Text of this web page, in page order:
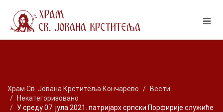
Храм Св. Јована Крститеља Кончарево
Вести
Некатегоризовано
У среду 07. јула 2021. патријарх српски Порфирије служиће